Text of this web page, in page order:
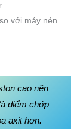
với máy nén
cao nên
điểm chớp
axit hơn.